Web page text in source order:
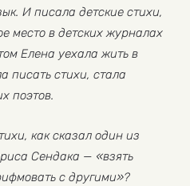
И писала детские стихи,
место в детских журналах
Елена уехала жить в
писать стихи, стала
поэтов.
как сказал один из
Сендака — «взять
с другими»?